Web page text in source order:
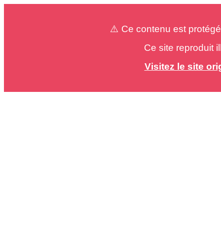
⚠️ Ce contenu est
Ce site reproduit
Visitez le site